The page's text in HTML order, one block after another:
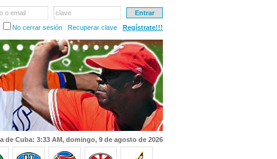
o email
clave
No cerrar sesión
Recuperar clave Regístrate!!!
de Cuba: 3:33 AM, domingo, 9 de agosto de 2026